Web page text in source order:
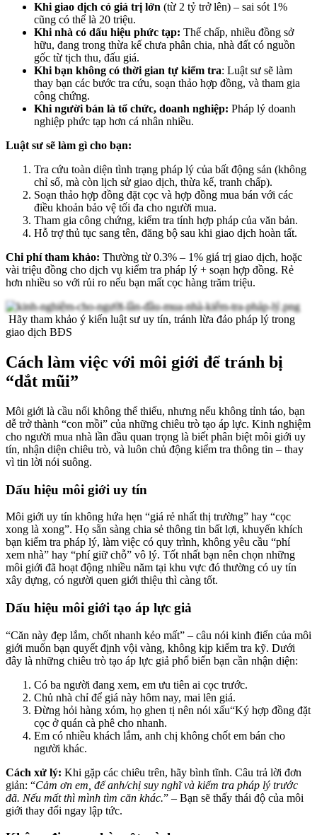
Khi giao dịch có giá trị lớn (từ 2 tỷ trở lên) – sai sót 1%
cũng có thể là 20 triệu.
Khi nhà có dấu hiệu phức tạp: Thế chấp, nhiều đồng sở
hữu, đang trong thừa kế chưa phân chia, nhà đất có nguồn
gốc từ tịch thu, đấu giá.
Khi bạn không có thời gian tự kiểm tra: Luật sư sẽ làm
thay bạn các bước tra cứu, soạn thảo hợp đồng, và tham gia
công chứng.
Khi người bán là tổ chức, doanh nghiệp: Pháp lý doanh
nghiệp phức tạp hơn cá nhân nhiều.
Luật sư sẽ làm gì cho bạn:
Tra cứu toàn diện tình trạng pháp lý của bất động sản (không
chỉ sổ, mà còn lịch sử giao dịch, thừa kế, tranh chấp).
Soạn thảo hợp đồng đặt cọc và hợp đồng mua bán với các
điều khoản bảo vệ tối đa cho người mua.
Tham gia công chứng, kiểm tra tính hợp pháp của văn bản.
Hỗ trợ thủ tục sang tên, đăng bộ sau khi giao dịch hoàn tất.
Chi phí tham khảo: Thường từ 0.3% – 1% giá trị giao dịch, hoặc
vài triệu đồng cho dịch vụ kiểm tra pháp lý + soạn hợp đồng. Rẻ
hơn nhiều so với rủi ro nếu bạn mất cọc hàng trăm triệu.
Hãy tham khảo ý kiến luật sư uy tín, tránh lừa đảo pháp lý trong
giao dịch BĐS
Cách làm việc với môi giới để tránh bị
“dắt mũi”
Môi giới là cầu nối không thể thiếu, nhưng nếu không tỉnh táo, bạn
dễ trở thành “con mồi” của những chiêu trò tạo áp lực. Kinh nghiệm
cho người mua nhà lần đầu quan trọng là biết phân biệt môi giới uy
tín, nhận diện chiêu trò, và luôn chủ động kiểm tra thông tin – thay
vì tin lời nói suông.
Dấu hiệu môi giới uy tín
Môi giới uy tín không hứa hẹn “giá rẻ nhất thị trường” hay “cọc
xong là xong”. Họ sẵn sàng chia sẻ thông tin bất lợi, khuyến khích
bạn kiểm tra pháp lý, làm việc có quy trình, không yêu cầu “phí
xem nhà” hay “phí giữ chỗ” vô lý. Tốt nhất bạn nên chọn những
môi giới đã hoạt động nhiều năm tại khu vực đó thường có uy tín
xây dựng, có người quen giới thiệu thì càng tốt.
Dấu hiệu môi giới tạo áp lực giả
“Căn này đẹp lắm, chốt nhanh kẻo mất” – câu nói kinh điển của môi
giới muốn bạn quyết định vội vàng, không kịp kiểm tra kỹ. Dưới
đây là những chiêu trò tạo áp lực giả phổ biến bạn cần nhận diện:
Có ba người đang xem, em ưu tiên ai cọc trước.
Chủ nhà chỉ để giá này hôm nay, mai lên giá.
Đừng hỏi hàng xóm, họ ghen tị nên nói xấu“Ký hợp đồng đặt
cọc ở quán cà phê cho nhanh.
Em có nhiều khách lắm, anh chị không chốt em bán cho
người khác.
Cách xử lý: Khi gặp các chiêu trên, hãy bình tĩnh. Câu trả lời đơn
giản: “Cảm ơn em, để anh/chị suy nghĩ và kiểm tra pháp lý trước
đã. Nếu mất thì mình tìm căn khác.” – Bạn sẽ thấy thái độ của môi
giới thay đổi ngay lập tức.